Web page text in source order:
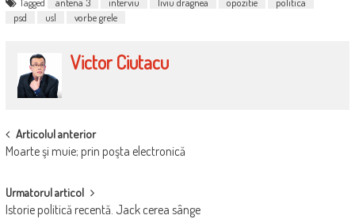
Tagged antena 3 interviu liviu dragnea opozitie
politica
psd
usl vorbe grele
Victor Ciutacu
POST
NAVIGATION
Articolul anterior
Moarte şi muie; prin poşta electronică
Urmatorul articol
Istorie politică recentă. Jack cerea sânge